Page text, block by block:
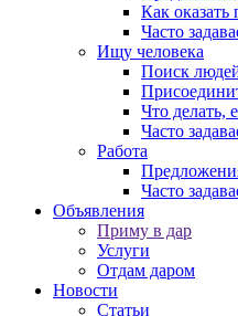
Как
Часто
Ищу человека
Поиск
Что делать,
Часто
Работа
Часто
Объявления
Приму в дар
Услуги
Отдам даром
Новости
Статьи